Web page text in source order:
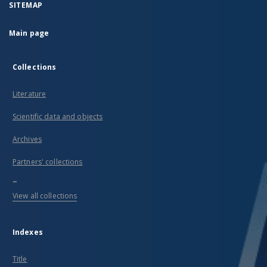
SITEMAP
Main page
Collections
Literature
Scientific data and objects
Archives
Partners' collections
...
View all collections
Indexes
Title